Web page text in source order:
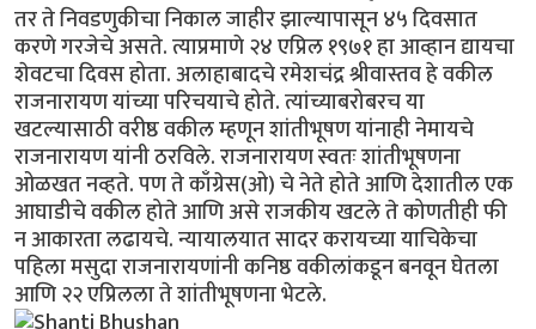
तर ते निवडणुकीचा निकाल जाहीर झाल्यापासून ४५ दिवसात
करणे गरजेचे असते. त्याप्रमाणे २४ एप्रिल १९७१ हा आव्हान द्यायचा
शेवटचा दिवस होता. अलाहाबादचे रमेशचंद्र श्रीवास्तव हे वकील
राजनारायण यांच्या परिचयाचे होते. त्यांच्याबरोबरच या
खटल्यासाठी वरीष्ठ वकील म्हणून शांतीभूषण यांनाही नेमायचे
राजनारायण यांनी ठरविले. राजनारायण स्वतः शांतीभूषणना
ओळखत नव्हते. पण ते काँग्रेस(ओ) चे नेते होते आणि देशातील एक
आघाडीचे वकील होते आणि असे राजकीय खटले ते कोणतीही फी
न आकारता लढायचे. न्यायालयात सादर करायच्या याचिकेचा
पहिला मसुदा राजनारायणांनी कनिष्ठ वकीलांकडून बनवून घेतला
आणि २२ एप्रिलला ते शांतीभूषणना भेटले.